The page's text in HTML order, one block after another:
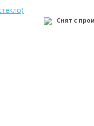
Снят с